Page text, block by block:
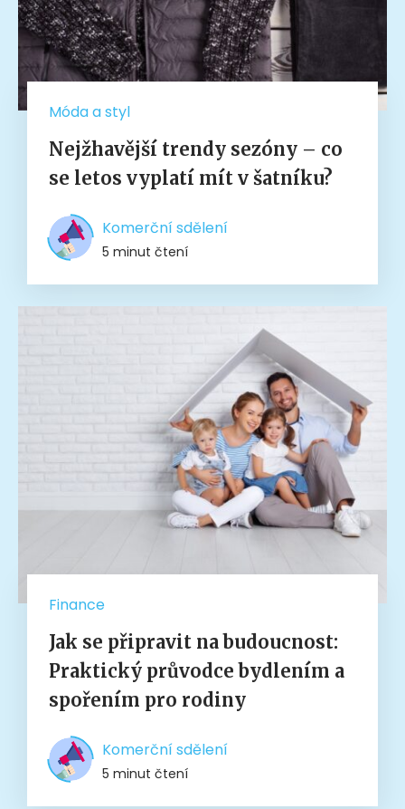
Móda a styl
Nejžhavější trendy sezóny – co
se letos vyplatí mít v šatníku?
Komerční sdělení
5 minut čtení
Finance
Jak se připravit na budoucnost:
Praktický průvodce bydlením a
spořením pro rodiny
Komerční sdělení
5 minut čtení